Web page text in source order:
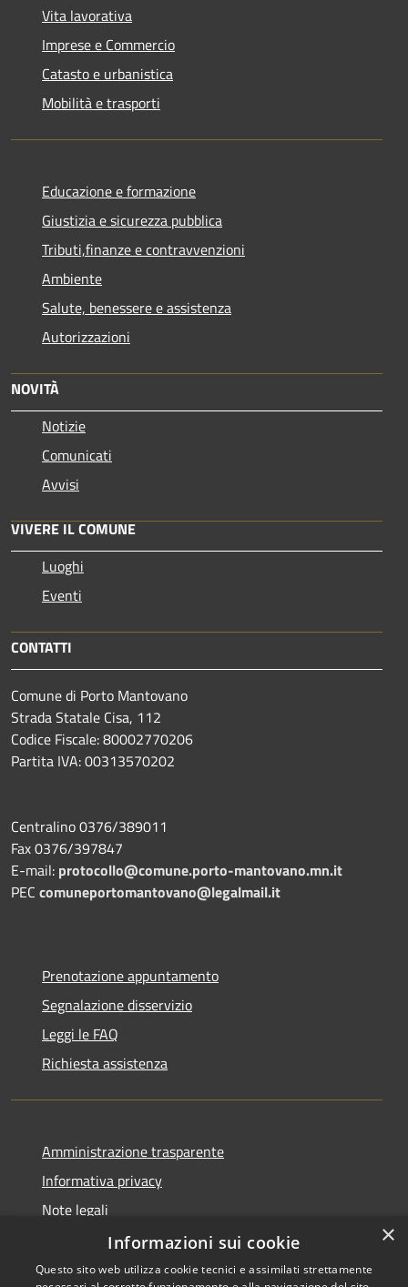
Vita lavorativa
Imprese e Commercio
Catasto e urbanistica
Mobilità e trasporti
Educazione e formazione
Giustizia e sicurezza pubblica
Tributi,finanze e contravvenzioni
Ambiente
Salute, benessere e assistenza
Autorizzazioni
NOVITÀ
Notizie
Comunicati
Avvisi
VIVERE IL COMUNE
Luoghi
Eventi
CONTATTI
Comune di Porto Mantovano
Strada Statale Cisa, 112
Codice Fiscale: 80002770206
Partita IVA: 00313570202
Centralino 0376/389011
Fax 0376/397847
E-mail: protocollo@comune.porto-mantovano.mn.it
PEC comuneportomantovano@legalmail.it
Prenotazione appuntamento
Segnalazione disservizio
Leggi le FAQ
Richiesta assistenza
Amministrazione trasparente
Informativa privacy
Note legali
Dichiarazione di accessibilità
×
Informazioni sui cookie
Questo sito web utilizza cookie tecnici e assimilati strettamente